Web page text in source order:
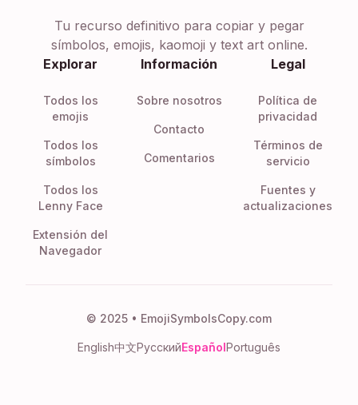
Tu recurso definitivo para copiar y pegar
símbolos, emojis, kaomoji y text art online.
Explorar
Todos los
emojis
Todos los
símbolos
Todos los
Lenny Face
Extensión del
Navegador
Información
Sobre nosotros
Contacto
Comentarios
Legal
Política de
privacidad
Términos de
servicio
Fuentes y
actualizaciones
© 2025 • EmojiSymbolsCopy.com
English中文РусскийEspañolPortuguês